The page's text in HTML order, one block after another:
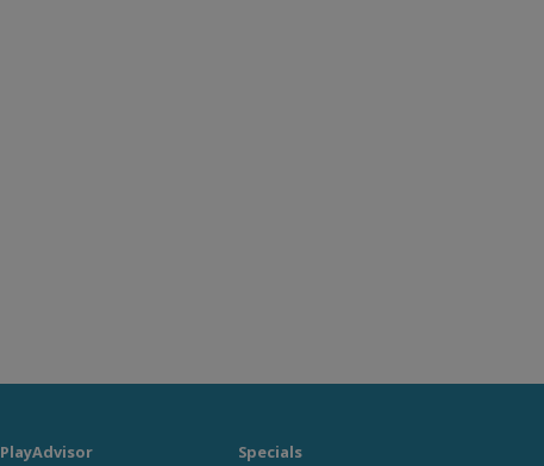
PlayAdvisor Specials